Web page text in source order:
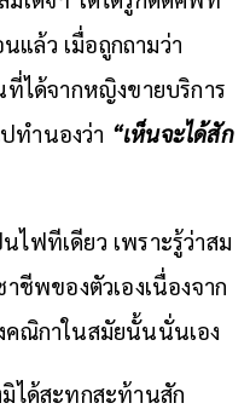
ล้ว เมื่อถูกถามว่า
ที่ได้จากหญิงขายบริการ
ทำนองว่า “เห็นจะได้สัก
ไฟทีเดียว เพราะรู้ว่าสม
ชีพของตัวเองเนื่องจาก
คณิกาในสมัยนั้นนั่นเอง
ได้สะทกสะท้านสัก